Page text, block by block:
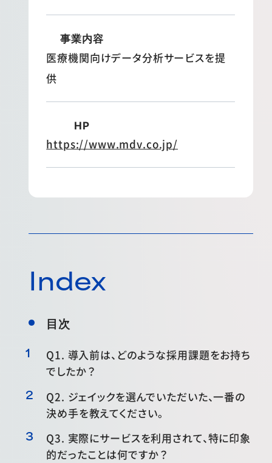
事業内容
医療機関向けデータ分析サービスを提
供
HP
https://www.mdv.co.jp/
Index
目次
Q1. 導入前は、どのような採用課題をお持ち
でしたか？
Q2. ジェイックを選んでいただいた、一番の
決め手を教えてください。
Q3. 実際にサービスを利用されて、特に印象
的だったことは何ですか？